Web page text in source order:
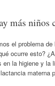
más niños
el problema
ocurre esto?
en la higiene y la
materna